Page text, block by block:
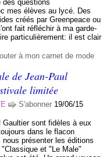
des questions
mes élèves au lycé. Des
créés par Greenpeace ou
fait réfléchir à ma garde-
particulièrement: il est clair
à mon carnet de mode
de Jean-Paul
limitée
S'abonner 19/06/15
Gaultier sont fidèles à eux
dans le flacon
présenter les éditions
et "Le Male"